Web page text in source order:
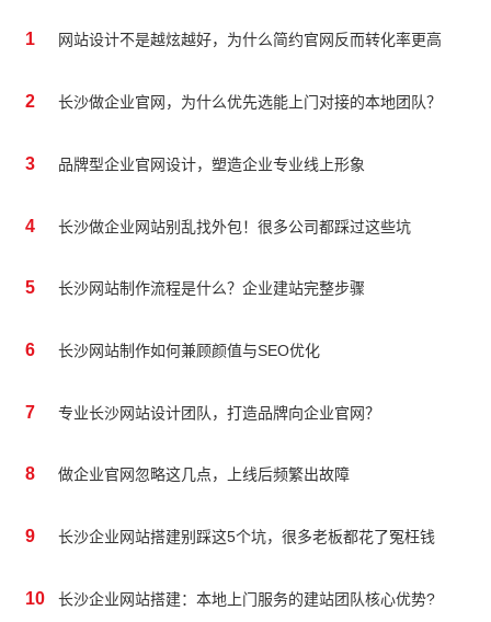
1 网站设计不是越炫越好，为什么简约官网反而转化率更高
2 长沙做企业官网，为什么优先选能上门对接的本地团队？
3 品牌型企业官网设计，塑造企业专业线上形象
4 长沙做企业网站别乱找外包！很多公司都踩过这些坑
5 长沙网站制作流程是什么？企业建站完整步骤
6 长沙网站制作如何兼顾颜值与SEO优化
7 专业长沙网站设计团队，打造品牌向企业官网？
8 做企业官网忽略这几点，上线后频繁出故障
9 长沙企业网站搭建别踩这5个坑，很多老板都花了冤枉钱
10 长沙企业网站搭建：本地上门服务的建站团队核心优势?